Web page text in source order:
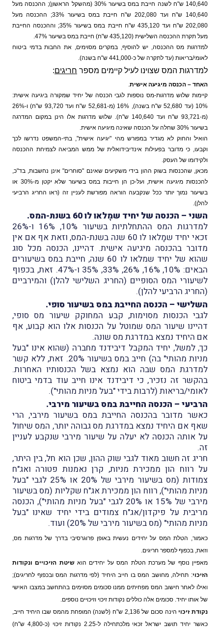
140,640 ש"ח לשנה חייבת במס בשיעור 30% (מהשקל הראשון); ההכנסה מעל
140,640 ש"ח ועד 202,080 ש"ח חייבת במס בשיעור 33%; ההכנסה מעל
202,080 ש"ח ועד 435,120 ש"ח חייבת במס בשיעור 35%; וההכנסה החייבת
מעל תקרת ההכנסה השלישית (435,120 ש"ח) חייבת במס בשיעור 47%.
למדרגות מס ההכנסה, יש להוסיף, במקרים מסוימים, את החבות בדמי ביטוח
לאומי/בריאות (עד לתקרה של כ-441,000 ש"ח בשנה).
למדרגות המס שצוינו לעיל קיימים מספר חריגים:
האחד – הכנסה מיגיעה אישית.
קיימות שלוש מדרגות-מס נוספות לגבי הכנסה של יחיד שמקורה ביגיעה אישית:
10% (עד 52,680 ש"ח בשנה), 16% (מ-52,681 ש"ח ועד 93,720 ש"ח) ו-26%
(מ-93,721 ש"ח ועד 140,640 ש"ח). שלוש מדרגות אלו הינן במקום המדרגה
בשיעור 30% שחלה על הכנסה שאינה מיגיעה אישית.
הואיל והחוק לא מגדיר במפורש מהי "יגיעה אישית", בתי-המשפט נדרשו לכך
וקבעו, כי מדובר בפעילות אינדיבידואלית של ממש המביאה לצמיחת ההכנסה
ולקידומו של העסק.
מכאן, שהכנסות בשוק ההון בידי משקיעים שאינם "סוחרים" אינן נחשבות, בד"כ,
להכנסות מיגיעה אישית, ועל-כן הן חייבות במס בשיעור שלא יקטן מ-30% או
בשיעור נמוך יותר ככל שנקבעה הוראה מפורשת לעניין זה (ראו החריג הרביעי
להלן).
השני – הכנסה של יחיד שמָלאו לו 60 בשנת-המס.
למדרגות המס ההתחלתיות בשיעור 10%, 16% ו-26%
זכאי יחיד שמָלאו לו 60 שנה בשנת-המס, וזאת אף אם אין
מדובר בהכנסה מיגיעה אישית. דהיינו, הכנסה מכל סוג
שהוא של יחיד שמלאו לו 60 שנה, חייבת במס בשיעורים
הבאים: 10%, 16%, 26%, 33%, 35% ו-47%. זאת, בכפוף
לשיעורי המס הסופיים (החריג השלישי להלן) והמירביים
(החריג הרביעי להלן).
השלישי – הכנסה החייבת במס בשיעור סופי.
לגבי הכנסות מסוימות, קבע המחוקק שיעור מס סופי,
דהיינו שיעור המס שמוטל על הכנסות אלו הוא קבוע, אף
אם היחיד נמצא במדרגת מס שונה.
כך, למשל, יחיד המקבל דיבידנד מחברה (שהוא אינו "בעל
מניות מהותי" בה) חייב במס בשיעור 20%. זאת, ללא קשר
למדרגת המס שבה הוא נמצא בשל הכנסותיו האחרות.
בהקשר זה נזכיר, כי דיבידנד אינו חייב עוד בדמי ביטוח
לאומי/בריאות (לרבות בידי "בעל מניות מהותי").
הרביעי – הכנסה החייבת במס בשיעור מירבי.
כאשר מדובר בהכנסה החייבת במס בשיעור מירבי, הרי
שאף אם היחיד נמצא במדרגת מס גבוהה יותר, המס שיחול
על אותה הכנסה לא יעלה על שיעור מירבי שנקבע לעניין
זה.
חריג זה חשוב מאוד לגבי שוק ההון, שכן הוא חל, בין היתר,
על רווח הון ממכירת מניות, קרן נאמנות פטורה ואג"ח
צמודות (מס בשיעור מירבי של 20% או 25% לגבי "בעל
מניות מהותי"), רווח הון ממכירת אג"ח שקליות (מס בשיעור
מירבי של 15% או 20% לגבי "בעל מניות מהותי"), הכנסה
מריבית על פיקדון/אג"ח צמודים בידי יחיד שאינו "בעל
מניות מהותי" (מס בשיעור מירבי של 20%) ועוד.
כאמור, הטלת המס על יחידים נעשית באופן פרוגרסיבי בדרך של מדרגות מס,
וזאת, בכפוף למספר חריגים.
מאפיין נוסף של מערכת הטלת המס על יחידים הואשיטת הזיכויים ונקודות
הזיכוי: תחילה, מחושב המס בו חייב היחיד (לפי מדרגות המס ובכפוף לחריגים);
ואילו לאחר חישוב המס מפחיתים ממנו סכומים מסוימים בהתחשב במצבו האישי
של אותו יחיד. סכומים אלה כוללים נקודות זיכוי וזיכויים נוספים.
נקודת זיכוי
הינה סכום של 2,136 ש"ח (לשנה) המופחת מהמס שבו היחיד חייב,
כאשר יחיד תושב ישראל זכאי מלכתחילה ל-2.25 נקודות זיכוי (כ-4,800 ש"ח)